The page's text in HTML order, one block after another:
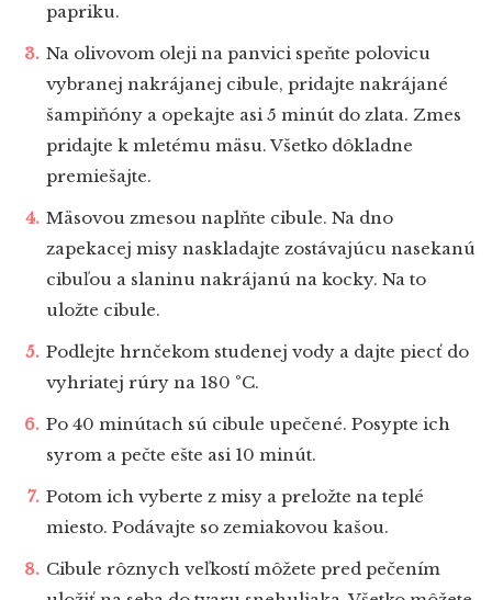
papriku.
Na olivovom oleji na panvici speňte polovicu
vybranej nakrájanej cibule, pridajte nakrájané
šampiňóny a opekajte asi 5 minút do zlata. Zmes
pridajte k mletému mäsu. Všetko dôkladne
premiešajte.
Mäsovou zmesou naplňte cibule. Na dno
zapekacej misy naskladajte zostávajúcu nasekanú
cibuľou a slaninu nakrájanú na kocky. Na to
uložte cibule.
Podlejte hrnčekom studenej vody a dajte piecť do
vyhriatej rúry na 180 °C.
Po 40 minútach sú cibule upečené. Posypte ich
syrom a pečte ešte asi 10 minút.
Potom ich vyberte z misy a preložte na teplé
miesto. Podávajte so zemiakovou kašou.
Cibule rôznych veľkostí môžete pred pečením